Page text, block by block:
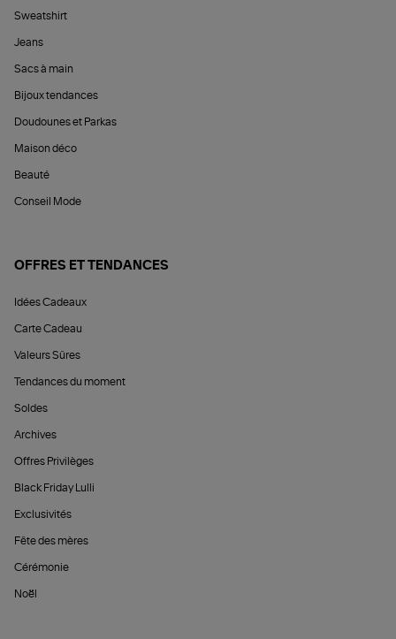
Sweatshirt
Jeans
Sacs à main
Bijoux tendances
Doudounes et Parkas
Maison déco
Beauté
Conseil Mode
OFFRES ET TENDANCES
Idées Cadeaux
Carte Cadeau
Valeurs Sûres
Tendances du moment
Soldes
Archives
Offres Privilèges
Black Friday Lulli
Exclusivités
Fête des mères
Cérémonie
Noël